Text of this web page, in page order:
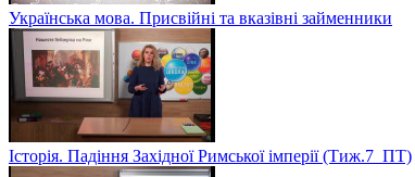
Українська мова. Присвійні та вказівні займенники
Історія. Падіння Західної Римської імперії (Тиж.7_ПТ)